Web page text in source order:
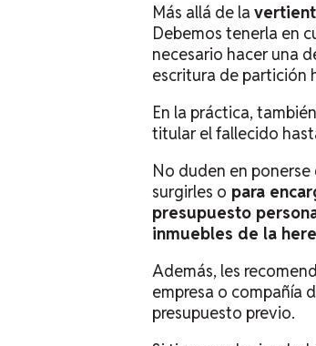
Más allá de la
Debemos tenerla en
necesario hacer una
escritura de partición
En la práctica,
titular el fallecido
No duden en
surgirles o para
presupuesto
inmuebles de la
Además, les
empresa o compañía
presupuesto previo.